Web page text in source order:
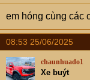
em hóng cùng các
08:53 25/06/2025
chaunhuado1
Xe buýt